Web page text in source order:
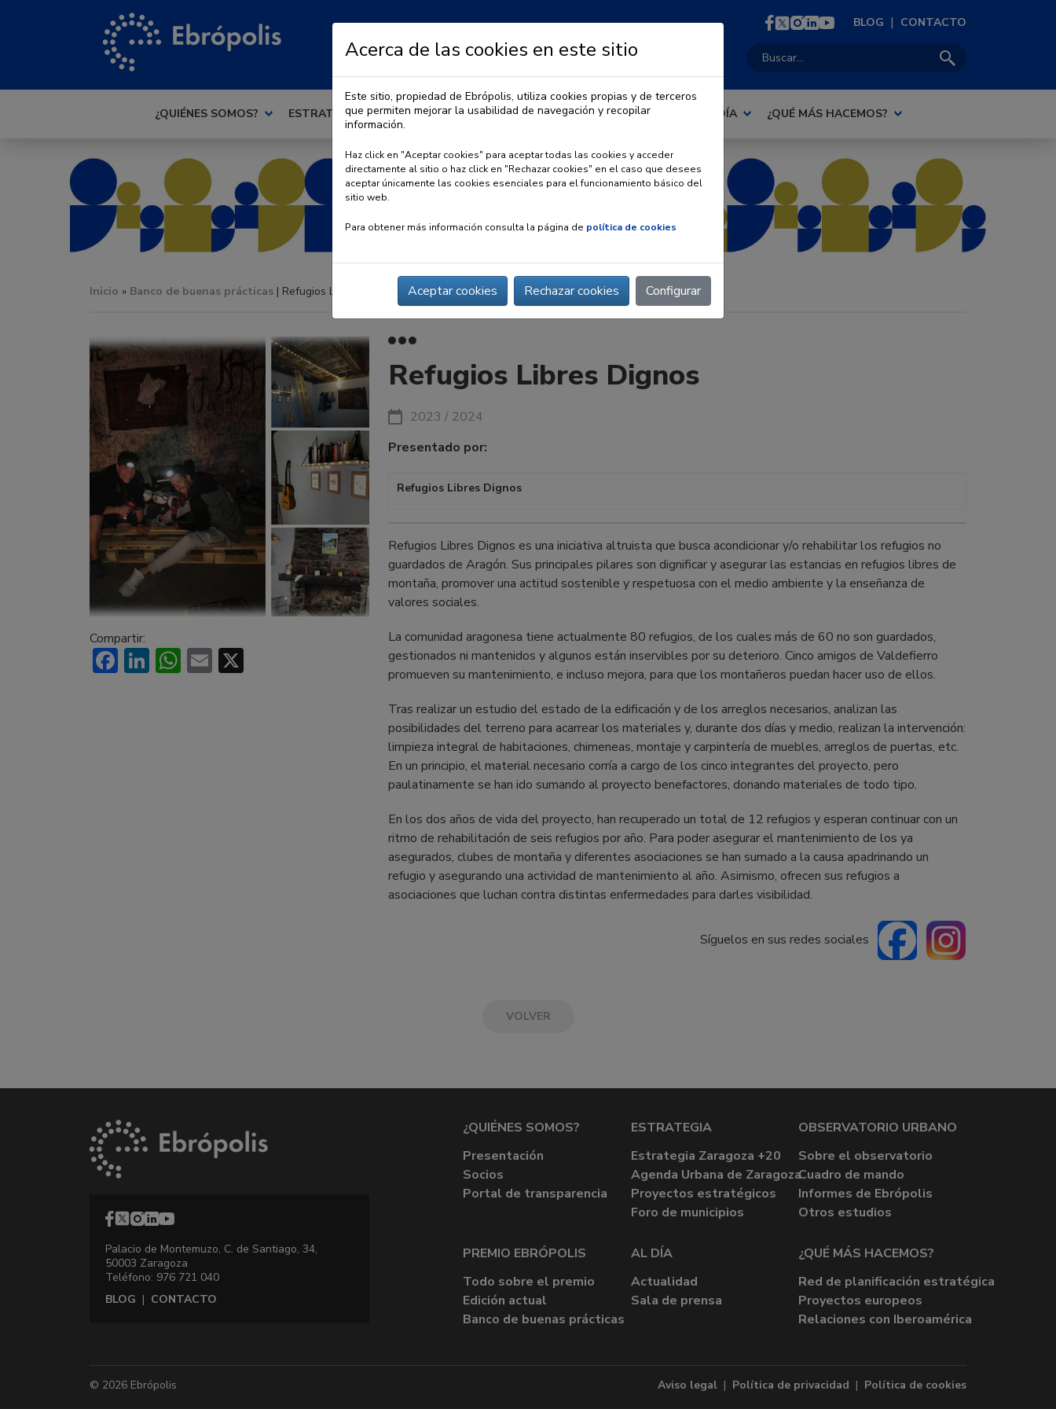
BLOG | CONTACTO
¿QUIÉNES SOMOS? ESTRATEGIA OBSERVATORIO URBANO PREMIO EBRÓPOLIS AL DÍA ¿QUÉ MÁS HACEMOS?
Inicio » Banco de buenas prácticas | Refugios Libres Dignos
Compartir:
Facebook
LinkedIn
WhatsApp
Email
Refugios Libres Dignos
2023 / 2024
Presentado por:
Refugios Libres Dignos
Refugios Libres Dignos es una iniciativa altruista que busca acondicionar y/o rehabilitar los refugios no
guardados de Aragón. Sus principales pilares son dignificar y asegurar las estancias en refugios libres de
montaña, promover una actitud sostenible y respetuosa con el medio ambiente y la enseñanza de
valores sociales.
La comunidad aragonesa tiene actualmente 80 refugios, de los cuales más de 60 no son guardados,
gestionados ni mantenidos y algunos están inservibles por su deterioro. Cinco amigos de Valdefierro
promueven su mantenimiento, e incluso mejora, para que los montañeros puedan hacer uso de ellos.
Tras realizar un estudio del estado de la edificación y de los arreglos necesarios, analizan las
posibilidades del terreno para acarrear los materiales y, durante dos días y medio, realizan la intervención:
limpieza integral de habitaciones, chimeneas, montaje y carpintería de muebles, arreglos de puertas, etc.
En un principio, el material necesario corría a cargo de los cinco integrantes del proyecto, pero
paulatinamente se han ido sumando al proyecto benefactores, donando materiales de todo tipo.
En los dos años de vida del proyecto, han recuperado un total de 12 refugios y esperan continuar con un
ritmo de rehabilitación de seis refugios por año. Para poder asegurar el mantenimiento de los ya
asegurados, clubes de montaña y diferentes asociaciones se han sumado a la causa apadrinando un
refugio y asegurando una actividad de mantenimiento al año. Asimismo, ofrecen sus refugios a
asociaciones que luchan contra distintas enfermedades para darles visibilidad.
Síguelos en sus redes sociales
VOLVER
Palacio de Montemuzo, C. de Santiago, 34,
50003 Zaragoza
Teléfono: 976 721 040
BLOG | CONTACTO
¿QUIÉNES SOMOS?
Presentación
Socios
Portal de transparencia
ESTRATEGIA
Estrategia Zaragoza +20
Agenda Urbana de Zaragoza
Proyectos estratégicos
Foro de municipios
OBSERVATORIO URBANO
Sobre el observatorio
Cuadro de mando
Informes de Ebrópolis
Otros estudios
PREMIO EBRÓPOLIS
Todo sobre el premio
Edición actual
Banco de buenas prácticas
AL DÍA
Actualidad
Sala de prensa
¿QUÉ MÁS HACEMOS?
Red de planificación estratégica
Proyectos europeos
Relaciones con Iberoamérica
© 2026 Ebrópolis Aviso legal | Política de privacidad | Política de cookies
Acerca de las cookies en este sitio
Este sitio, propiedad de Ebrópolis, utiliza cookies propias y de terceros
que permiten mejorar la usabilidad de navegación y recopilar
información.
Haz click en "Aceptar cookies" para aceptar todas las cookies y acceder
directamente al sitio o haz click en "Rechazar cookies" en el caso que desees
aceptar únicamente las cookies esenciales para el funcionamiento básico del
sitio web.
Para obtener más información consulta la página de política de cookies
Aceptar cookies Rechazar cookies Configurar